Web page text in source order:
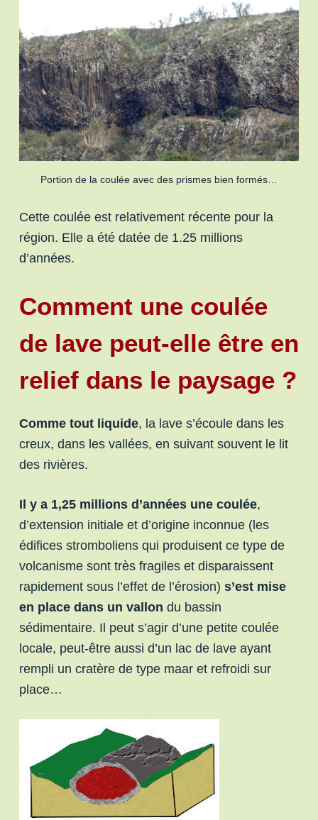
Portion de la coulée avec des prismes bien formés…
Cette coulée est relativement récente pour la
région. Elle a été datée de 1.25 millions
d’années.
Comment une coulée
de lave peut-elle être en
relief dans le paysage ?
Comme tout liquide, la lave s’écoule dans les
creux, dans les vallées, en suivant souvent le lit
des rivières.
Il y a 1,25 millions d’années une coulée,
d’extension initiale et d’origine inconnue (les
édifices stromboliens qui produisent ce type de
volcanisme sont très fragiles et disparaissent
rapidement sous l’effet de l’érosion) s’est mise
en place dans un vallon du bassin
sédimentaire. Il peut s’agir d’une petite coulée
locale, peut-être aussi d’un lac de lave ayant
rempli un cratère de type maar et refroidi sur
place…